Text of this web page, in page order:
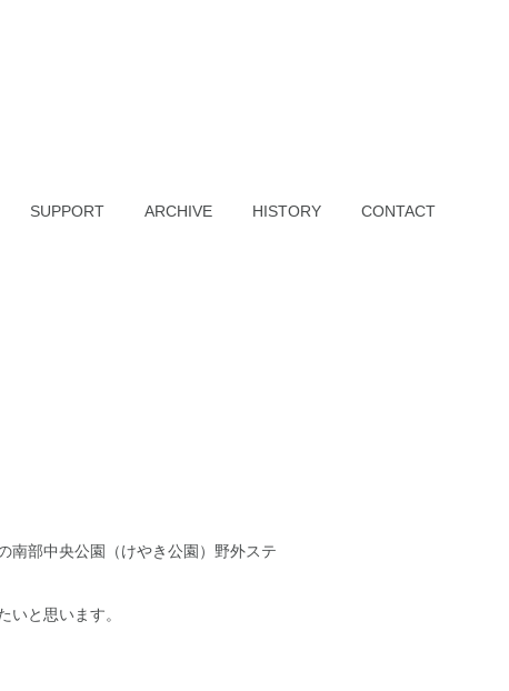
SUPPORT ARCHIVE HISTORY CONTACT
南部中央公園（けやき公園）野外ステ
と思います。